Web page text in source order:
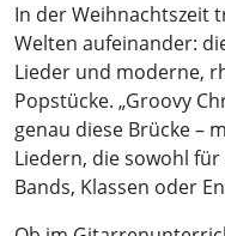
In der Weihnachtszeit
Welten aufeinander:
Lieder und moderne,
Popstücke. „Groovy
genau diese Brücke –
Liedern, die sowohl
Bands, Klassen oder